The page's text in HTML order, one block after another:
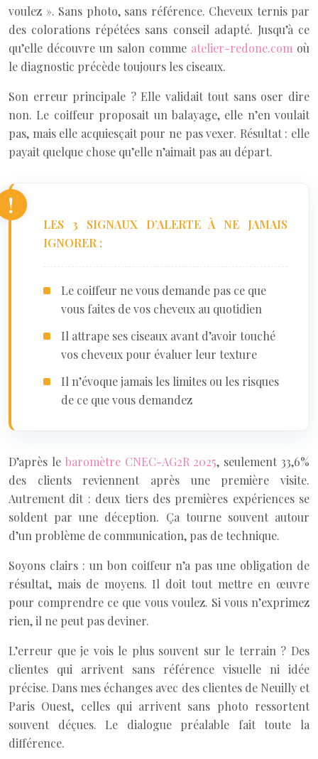
voulez ». Sans photo, sans référence. Cheveux ternis par
des colorations répétées sans conseil adapté. Jusqu’à ce
qu’elle découvre un salon comme atelier-redone.com où
le diagnostic précède toujours les ciseaux.
Son erreur principale ? Elle validait tout sans oser dire
non. Le coiffeur proposait un balayage, elle n’en voulait
pas, mais elle acquiesçait pour ne pas vexer. Résultat : elle
payait quelque chose qu’elle n’aimait pas au départ.
LES 3 SIGNAUX D’ALERTE À NE JAMAIS
IGNORER :
Le coiffeur ne vous demande pas ce que
vous faites de vos cheveux au quotidien
Il attrape ses ciseaux avant d’avoir touché
vos cheveux pour évaluer leur texture
Il n’évoque jamais les limites ou les risques
de ce que vous demandez
D’après le baromètre CNEC-AG2R 2025, seulement 33,6%
des clients reviennent après une première visite.
Autrement dit : deux tiers des premières expériences se
soldent par une déception. Ça tourne souvent autour
d’un problème de communication, pas de technique.
Soyons clairs : un bon coiffeur n’a pas une obligation de
résultat, mais de moyens. Il doit tout mettre en œuvre
pour comprendre ce que vous voulez. Si vous n’exprimez
rien, il ne peut pas deviner.
L’erreur que je vois le plus souvent sur le terrain ? Des
clientes qui arrivent sans référence visuelle ni idée
précise. Dans mes échanges avec des clientes de Neuilly et
Paris Ouest, celles qui arrivent sans photo ressortent
souvent déçues. Le dialogue préalable fait toute la
différence.